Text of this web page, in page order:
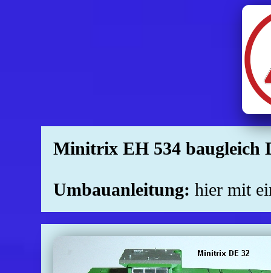
Minitrix EH 534
Umbauanleitung: hier mit